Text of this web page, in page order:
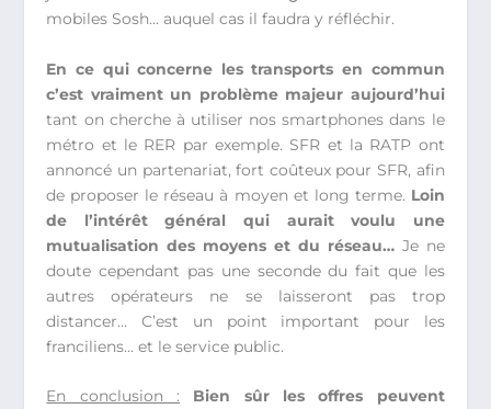
mobiles Sosh… auquel cas il faudra y réfléchir.
En ce qui concerne les transports en commun
c’est vraiment un problème majeur aujourd’hui
tant on cherche à utiliser nos smartphones dans le
métro et le RER par exemple. SFR et la RATP ont
annoncé un partenariat, fort coûteux pour SFR, afin
de proposer le réseau à moyen et long terme. Loin
de l’intérêt général qui aurait voulu une
mutualisation des moyens et du réseau…Je ne
doute cependant pas une seconde du fait que les
autres opérateurs ne se laisseront pas trop
distancer… C’est un point important pour les
franciliens… et le service public.
En conclusion :
Bien sûr les offres peuvent